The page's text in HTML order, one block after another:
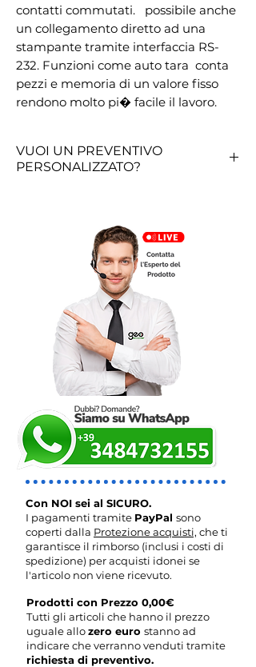
contatti commutati.   possibile anche
un collegamento diretto ad una
stampante tramite interfaccia RS-
232. Funzioni come auto tara  conta
pezzi e memoria di un valore fisso
rendono molto pi� facile il lavoro.
VUOI UN PREVENTIVO
PERSONALIZZATO?
Con NOI sei al SICURO.
I pagamenti tramite PayPal sono
coperti dalla Protezione acquisti, che ti
garantisce il rimborso (inclusi i costi di
spedizione) per acquisti idonei se
l'articolo non viene ricevuto.
Prodotti con Prezzo 0,00€
Tutti gli articoli che hanno il prezzo
uguale allozero euro stanno ad
indicare che verranno venduti tramite
richiesta di preventivo.